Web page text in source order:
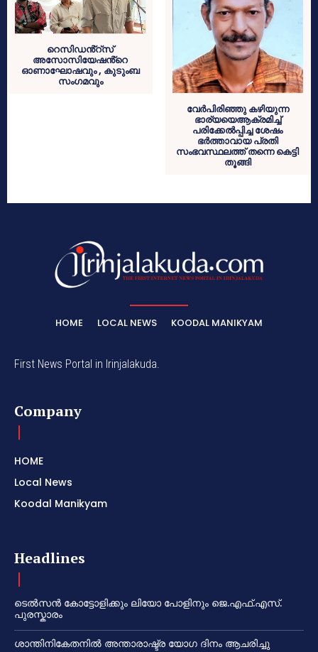
റെസിഡൻ്റ്സ്
അസോസിയേഷൻ്റെ
ഓണാഘോഷവും , കുടുംബ
സംഗമവും
വേർപിരിഞ്ഞു കഴിയുന്ന
ഭാര്യയെആക്രമിച്ച്
പരിക്കേൽപ്പിച്ച ശേഷം
ഭർത്താവായ പ്രതി
സംഭവസ്ഥലത്ത് തന്നെ കെട്ടി
തൂങ്ങി
HOME LOCAL NEWS KOODAL MANIKYAM
First News Portal in Irinjalakuda.
Company
HOME
Local News
Koodal Manikyam
Headlines
ടെൽസൻ കോട്ടോളിക്കും ലിയോ പോളിനും ജെ.എഫ്.എസ്.
പുരസ്കാരം
ശാന്തിനികേതനിൽ അന്താരാഷ്ട്ര യോഗ ദിനം ആചരിച്ചു